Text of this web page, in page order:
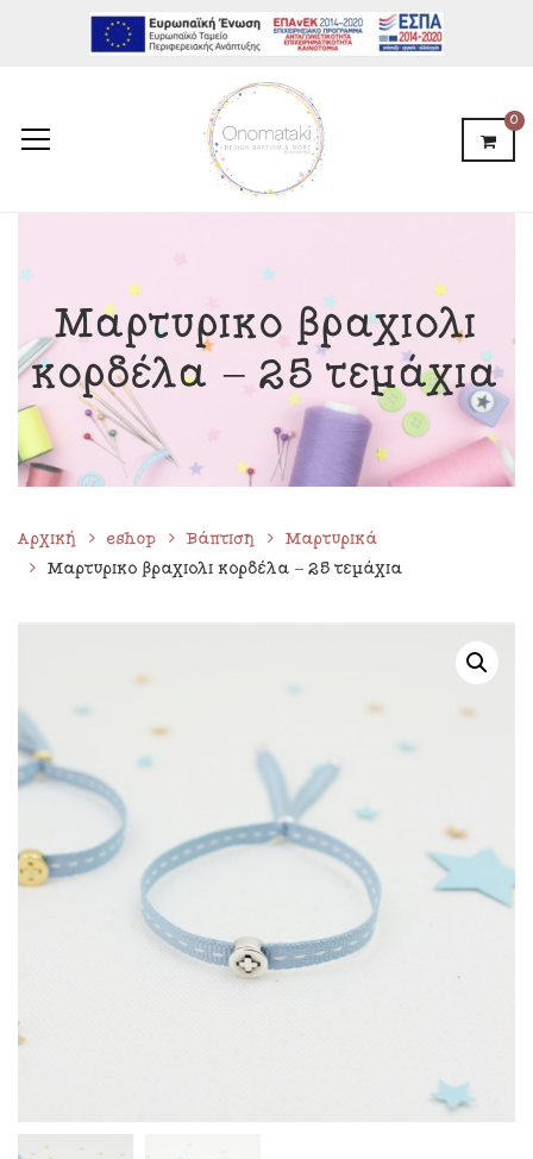
0
Μαρτυρικό βραχιόλι
κορδέλα – 25 τεμάχια
Αρχική eshop Βάπτιση
Μαρτυρικά
Μαρτυρικό βραχιόλι κορδέλα – 25 τεμάχια